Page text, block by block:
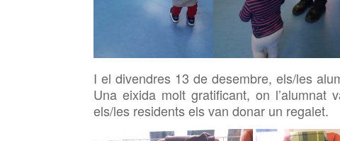
I el divendres 13 de desembre, els/les
Una eixida molt gratificant, on l’alumnat
els/les residents els van donar un regalet.